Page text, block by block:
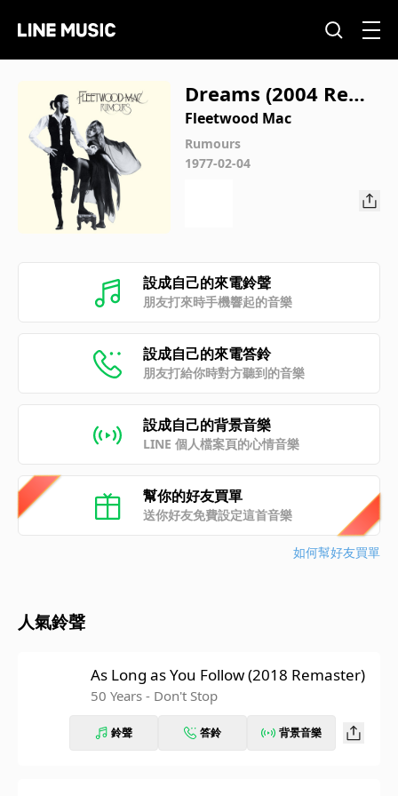
Dreams (2004 Rema
ster)
Fleetwood Mac
Rumours
1977-02-04
設成自己的來電鈴聲
朋友打來時手機響起的音樂
設成自己的來電答鈴
朋友打給你時對方聽到的音樂
設成自己的背景音樂
LINE 個人檔案頁的心情音樂
幫你的好友買單
送你好友免費設定這首音樂
如何幫好友買單
人氣鈴聲
As Long as You Follow (2018 Remaster)
50 Years - Don't Stop
鈴聲 答鈴 背景音樂